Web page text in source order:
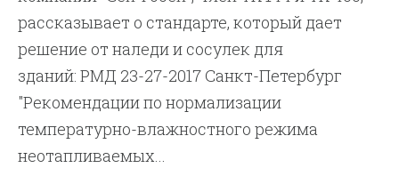
рассказывает о стандарте, который дает
решение от наледи и сосулек для
зданий: РМД 23-27-2017 Санкт-Петербург
"Рекомендации по нормализации
температурно-влажностного режима
неотапливаемых...